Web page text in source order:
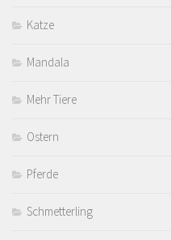
Katze
Mandala
Mehr Tiere
Ostern
Pferde
Schmetterling